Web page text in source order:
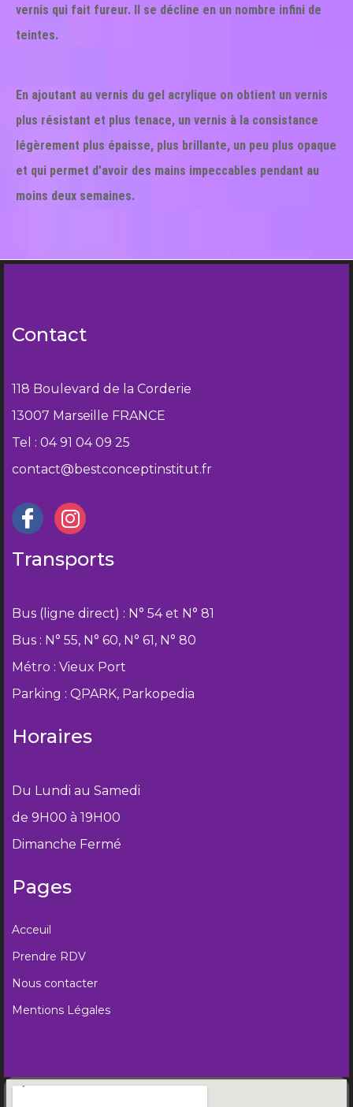
vernis qui fait fureur. Il se décline en un nombre infini de
teintes.
En ajoutant au vernis du gel acrylique on obtient un vernis
plus résistant et plus tenace, un vernis à la consistance
légèrement plus épaisse, plus brillante, un peu plus opaque
et qui permet d’avoir des mains impeccables pendant au
moins deux semaines.
Contact
118 Boulevard de la Corderie
13007 Marseille FRANCE
Tel : 04 91 04 09 25
contact@bestconceptinstitut.fr
Transports
Bus (ligne direct) : N° 54 et N° 81
Bus : N° 55, N° 60, N° 61, N° 80
Métro : Vieux Port
Parking : QPARK, Parkopedia
Horaires
Du Lundi au Samedi
de 9H00 à 19H00
Dimanche Fermé
Pages
Acceuil
Prendre RDV
Nous contacter
Mentions Légales